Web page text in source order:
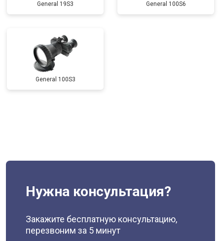
General 19S3 General 100S6
General 100S3
Нужна консультация?
Закажите бесплатную консультацию,
перезвоним за 5 минут